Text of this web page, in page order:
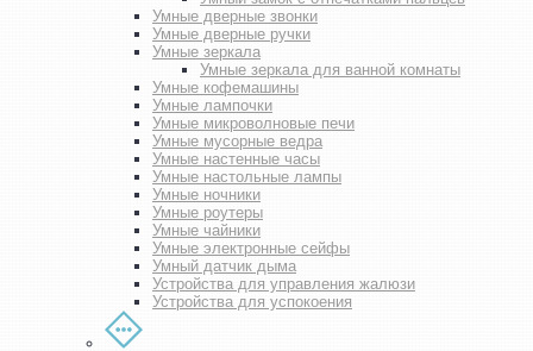
Умные дверные звонки
Умные дверные ручки
Умные зеркала
Умные зеркала для ванной комнаты
Умные кофемашины
Умные лампочки
Умные микроволновые печи
Умные мусорные ведра
Умные настенные часы
Умные настольные лампы
Умные ночники
Умные роутеры
Умные чайники
Умные электронные сейфы
Умный датчик дыма
Устройства для управления жалюзи
Устройства для успокоения